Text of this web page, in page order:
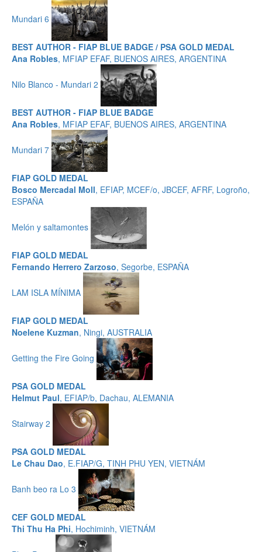
Mundari 6
BEST AUTHOR - FIAP BLUE BADGE / PSA GOLD MEDAL
Ana Robles, MFIAP EFAF, BUENOS AIRES, ARGENTINA
Nilo Blanco - Mundari 2
BEST AUTHOR - FIAP BLUE BADGE
Ana Robles, MFIAP EFAF, BUENOS AIRES, ARGENTINA
Mundari 7
FIAP GOLD MEDAL
Bosco Mercadal Moll, EFIAP, MCEF/o, JBCEF, AFRF, Logroño,
ESPAÑA
Melón y saltamontes
FIAP GOLD MEDAL
Fernando Herrero Zarzoso, Segorbe, ESPAÑA
LAM ISLA MÍNIMA
FIAP GOLD MEDAL
Noelene Kuzman, Ningi, AUSTRALIA
Getting the Fire Going
PSA GOLD MEDAL
Helmut Paul, EFIAP/b, Dachau, ALEMANIA
Stairway 2
PSA GOLD MEDAL
Le Chau Dao, E.FIAP/G, TINH PHU YEN, VIETNÁM
Banh beo ra Lo 3
CEF GOLD MEDAL
Thi Thu Ha Phi, Hochiminh, VIETNÁM